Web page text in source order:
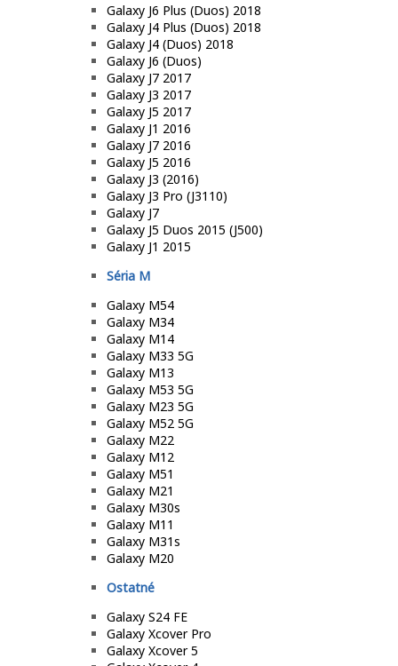
Galaxy J6 Plus (Duos) 2018
Galaxy J4 Plus (Duos) 2018
Galaxy J4 (Duos) 2018
Galaxy J6 (Duos)
Galaxy J7 2017
Galaxy J3 2017
Galaxy J5 2017
Galaxy J1 2016
Galaxy J7 2016
Galaxy J5 2016
Galaxy J3 (2016)
Galaxy J3 Pro (J3110)
Galaxy J7
Galaxy J5 Duos 2015 (J500)
Galaxy J1 2015
Séria M
Galaxy M54
Galaxy M34
Galaxy M14
Galaxy M33 5G
Galaxy M13
Galaxy M53 5G
Galaxy M23 5G
Galaxy M52 5G
Galaxy M22
Galaxy M12
Galaxy M51
Galaxy M21
Galaxy M30s
Galaxy M11
Galaxy M31s
Galaxy M20
Ostatné
Galaxy S24 FE
Galaxy Xcover Pro
Galaxy Xcover 5